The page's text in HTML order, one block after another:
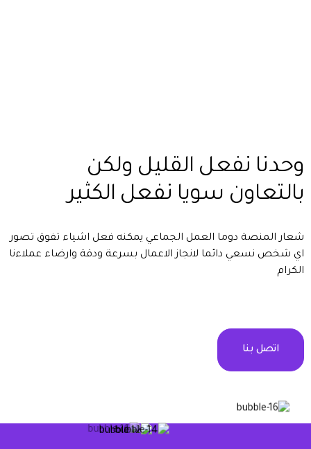
وحدنا نفعل القليل ولكن
بالتعاون سويا نفعل الكثير
شعار المنصة دوما العمل الجماعي يمكنه فعل اشياء تفوق تصور
اي شخص نسعي دائما لانجاز الاعمال بسرعة ودقة وارضاء عملاءنا
الكرام
اتصل بنا